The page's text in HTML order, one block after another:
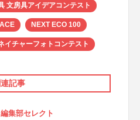
文房具アイデアコンテスト
NEXT ECO 100
イチャーフォトコンテスト
記事
編集部セレクト